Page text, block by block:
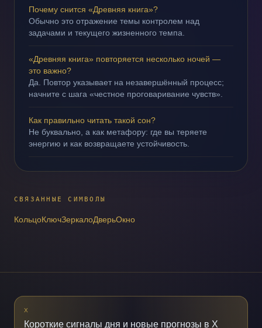
Почему снится «Древняя книга»?
Обычно это отражение темы контролем над
задачами и текущего жизненного темпа.
«Древняя книга» повторяется несколько ночей —
это важно?
Да. Повтор указывает на незавершённый процесс;
начните с шага «честное проговаривание чувств».
Как правильно читать такой сон?
Не буквально, а как метафору: где вы теряете
энергию и как возвращаете устойчивость.
СВЯЗАННЫЕ СИМВОЛЫ
КольцоКлючЗеркалоДверьОкно
X
Короткие сигналы дня и новые прогнозы в X